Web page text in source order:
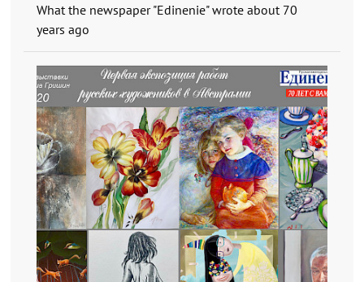
What the newspaper "Edinenie" wrote about 70
years ago